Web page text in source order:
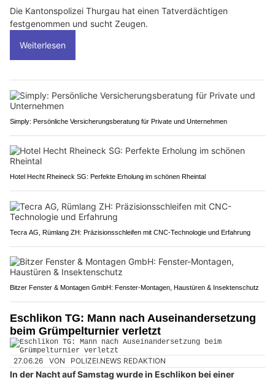
Die Kantonspolizei Thurgau hat einen Tatverdächtigen
festgenommen und sucht Zeugen.
Weiterlesen
Simply: Persönliche Versicherungsberatung für Private und Unternehmen
Hotel Hecht Rheineck SG: Perfekte Erholung im schönen Rheintal
Tecra AG, Rümlang ZH: Präzisionsschleifen mit CNC-Technologie und Erfahrung
Bitzer Fenster & Montagen GmbH: Fenster-Montagen, Haustüren & Insektenschutz
Eschlikon TG: Mann nach Auseinandersetzung
beim Grümpelturnier verletzt
27.06.26 VON POLIZEI.NEWS REDAKTION
In der Nacht auf Samstag wurde in Eschlikon bei einer